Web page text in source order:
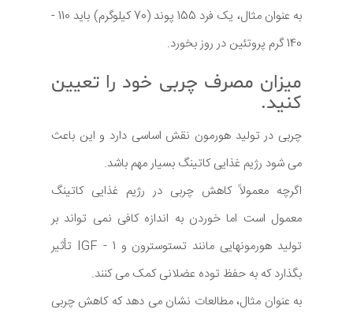
به عنوان مثال، یک فرد 155 پوند (70 کیلوگرم) باید 110 -
140 گرم پروتئین در روز بخورد.
میزان مصرف چربی خود را تعیین
کنید.
چربی در تولید هورمون نقش اساسی دارد و این باعث
می شود رژیم غذایی کاتینگ بسیار مهم باشد.
اگرچه معمولاً کاهش چربی در رژیم غذایی کاتینگ
معمول است اما خوردن به اندازه کافی نمی تواند بر
تولید هورمونهایی مانند تستوسترون و IGF - 1 تأثیر
بگذارد که به حفظ توده عضلانی کمک می کنند.
به عنوان مثال، مطالعات نشان می دهد که کاهش چربی